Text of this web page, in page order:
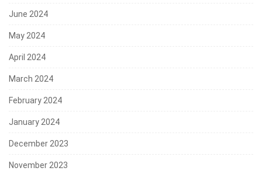
June 2024
May 2024
April 2024
March 2024
February 2024
January 2024
December 2023
November 2023